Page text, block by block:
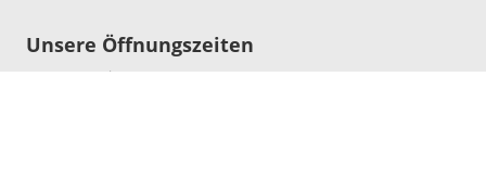
Unsere Öffnungszeiten
Montag - Freitag: